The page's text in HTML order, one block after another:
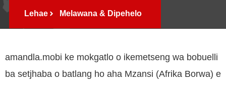
Lehae Melawana & Dipehelo
amandla.mobi ke mokgatlo o ikemetseng wa bobuelli
ba setjhaba o batlang ho aha Mzansi (Afrika Borwa) e